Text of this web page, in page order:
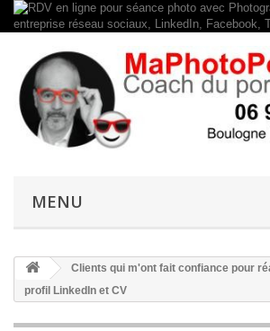
MENU
Clients qui m'ont fait confiance pour
profil LinkedIn et CV